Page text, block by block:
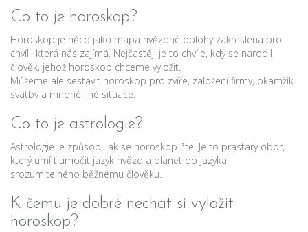
Co to je horoskop?
Horoskop je něco jako mapa hvězdné oblohy zakreslená pro
chvíli, která nás zajímá. Nejčastěji je to chvíle, kdy se narodil
člověk, jehož horoskop chceme vyložit.
Můžeme ale sestavit horoskop pro zvíře, založení firmy, okamžik
svatby a mnohé jiné situace.
Co to je astrologie?
Astrologie je způsob, jak se horoskop čte. Je to prastarý obor,
který umí tlumočit jazyk hvězd a planet do jazyka
srozumitelného běžnému člověku.
K čemu je dobré nechat si vyložit
horoskop?